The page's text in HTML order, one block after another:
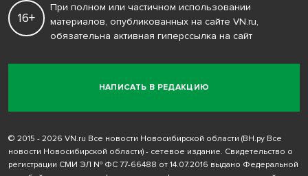
НАПИСАТЬ В РЕДАКЦИЮ
16+
При полном или частичном использовании
материалов, опубликованных на сайте VN.ru,
обязательна активная гиперссылка на сайт
© 2015 - 2026 VN.ru Все новости Новосибирской области (ВН.ру Все
новости Новосибирской области) - сетевое издание. Свидетельство о
регистрации СМИ ЭЛ № ФС 77-66488 от 14.07.2016 выдано Федеральной